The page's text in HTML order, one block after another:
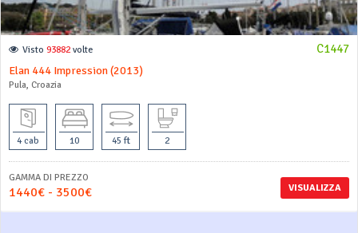
C1447
Visto 93882 volte
Elan 444 Impression (2013)
Pula, Croazia
4 cab 10 45 ft 2
VISUALIZZA
GAMMA DI PREZZO
1440€ - 3500€